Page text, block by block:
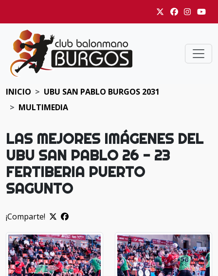
INICIO
UBU SAN PABLO BURGOS 2031
MULTIMEDIA
LAS MEJORES IMÁGENES DEL
UBU SAN PABLO 26 - 23
FERTIBERIA PUERTO
SAGUNTO
¡Comparte!